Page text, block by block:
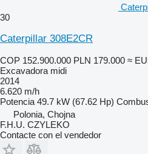
30
Caterpillar 308E2CR
COP 152.900.000 PLN 179.000 ≈
Excavadora midi
2014
6.620 m/h
Potencia 49.7 kW (67.62 Hp)
Polonia, Chojna
F.H.U. CZYLEKO
Contacte con el vendedor